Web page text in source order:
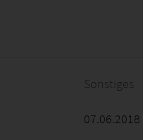
Sonstiges